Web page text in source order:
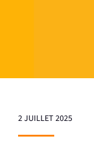
2 JUILLET 2025